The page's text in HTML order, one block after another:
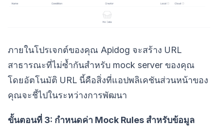
ภายในโปรเจกต์ของคุณ Apidog จะสร้าง URL
สาธารณะที่ไม่ซ้ำกันสำหรับ mock server ของคุณ
โดยอัตโนมัติ URL นี้คือสิ่งที่แอปพลิเคชันส่วนหน้าของ
คุณจะชี้ไปในระหว่างการพัฒนา
ขั้นตอนที่ 3: กำหนดค่า Mock Rules สำหรับข้อมูล